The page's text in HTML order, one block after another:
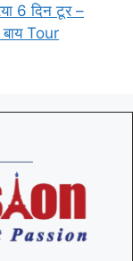
6 दिन टूर –
बाय Tour